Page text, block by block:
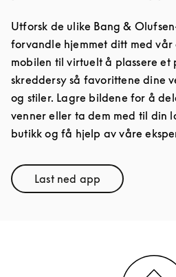
Utforsk de ulike Bang &
forvandle hjemmet ditt med vår
mobilen til virtuelt å plassere et
skreddersy så favorittene dine
og stiler. Lagre bildene for å
venner eller ta dem med til din
butikk og få hjelp av våre
Last ned appLink Opens in New